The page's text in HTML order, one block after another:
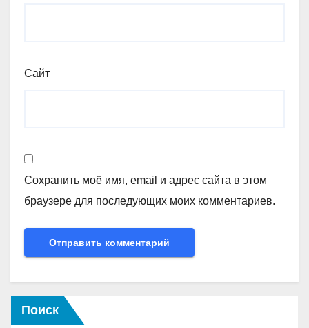
Сайт
Сохранить моё имя, email и адрес сайта в этом
браузере для последующих моих комментариев.
Поиск